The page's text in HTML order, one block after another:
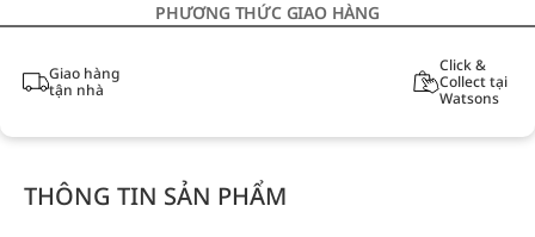
PHƯƠNG THỨC GIAO HÀNG
Giao hàng
tận nhà
Click &
Collect tại
Watsons
THÔNG TIN SẢN PHẨM